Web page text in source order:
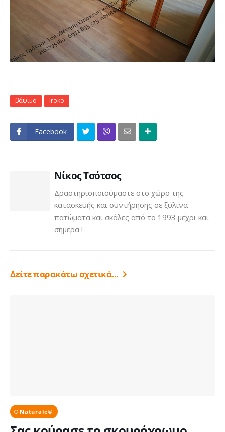
βάψιμο iroko
Facebook
Νίκος Τσότσος
Δραστηριοποιούμαστε στο χώρο της
κατασκευής και συντήρησης σε ξύλινα
πατώματα και σκάλες από το 1993 μέχρι και
σήμερα !
Δείτε παρακάτω σχετικά...
Naturale©